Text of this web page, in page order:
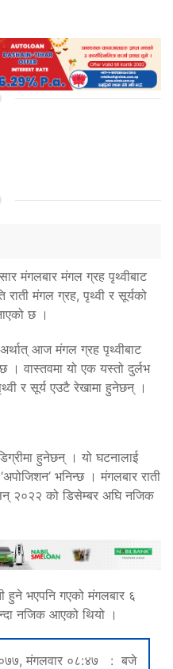
मंगलबार मंगल ग्रह पृथ्वीबाट
मंगल ग्रह, पृथ्वी र सूर्यको
छ ।
आज मंगल ग्रह पृथ्वीबाट
। वास्तवमा यो एक यस्तो दुर्लभ
र सूर्य एउटै रेखामा हुनेछन् ।
हुनेछन् । यो घटनालाई
भनिन्छ । मंगलबार राती
२०२२ को डिसेम्बर अघि नजिक
हुने भएपनि गएको मंगलबार ६
नजिक आएको थियो ।
मंगलवार ०८:४७ : बजे